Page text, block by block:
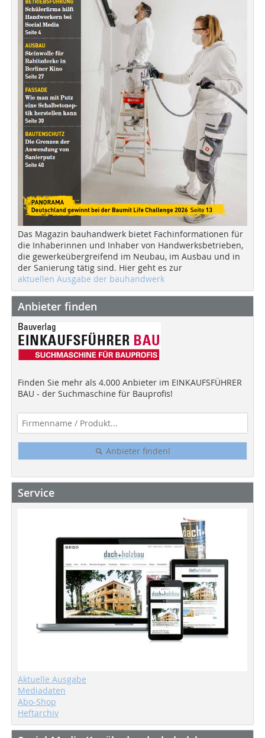
Das Magazin bauhandwerk bietet Fachinformationen für
die Inhaberinnen und Inhaber von Handwerksbetrieben,
die gewerkeübergreifend im Neubau, im Ausbau und in
der Sanierung tätig sind. Hier geht es zur
aktuellen Ausgabe der bauhandwerk
Anbieter finden
Finden Sie mehr als 4.000 Anbieter im EINKAUFSFÜHRER
BAU - der Suchmaschine für Bauprofis!
Anbieter finden!
Service
Aktuelle Ausgabe
Mediadaten
Abo-Shop
Heftarchiv